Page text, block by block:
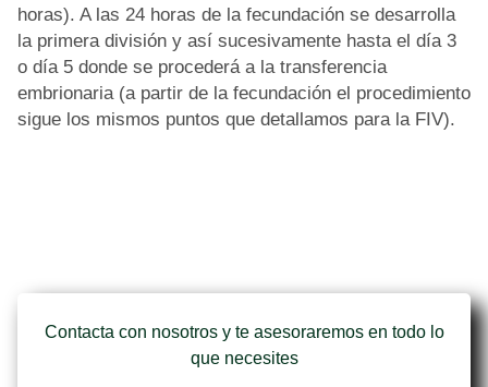
horas). A las 24 horas de la fecundación se desarrolla
la primera división y así sucesivamente hasta el día 3
o día 5 donde se procederá a la transferencia
embrionaria (a partir de la fecundación el procedimiento
sigue los mismos puntos que detallamos para la FIV).
Contacta con nosotros y te asesoraremos en todo lo
que necesites